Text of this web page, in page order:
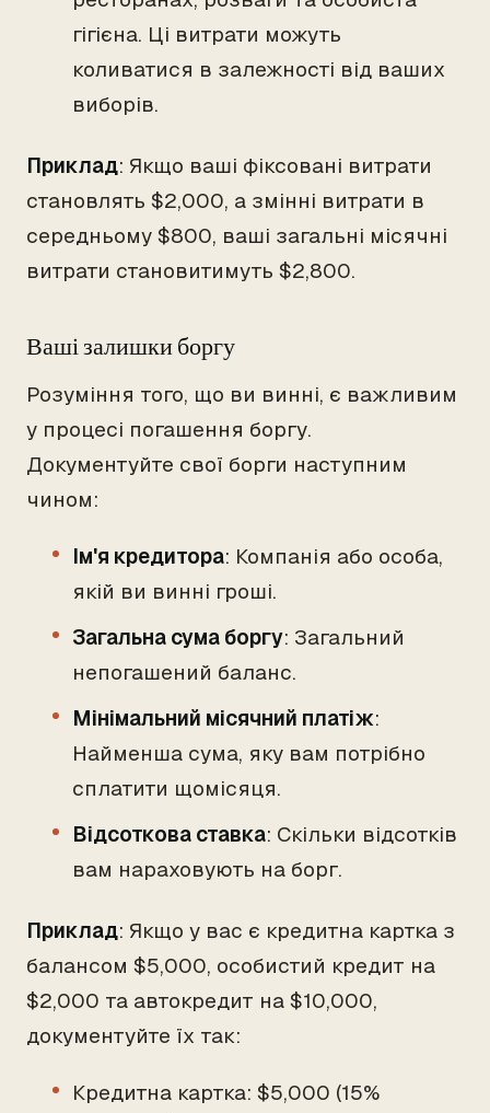
гігієна. Ці витрати можуть
коливатися в залежності від ваших
виборів.
Приклад: Якщо ваші фіксовані витрати
становлять $2,000, а змінні витрати в
середньому $800, ваші загальні місячні
витрати становитимуть $2,800.
Ваші залишки боргу
Розуміння того, що ви винні, є важливим
у процесі погашення боргу.
Документуйте свої борги наступним
чином:
Ім'я кредитора: Компанія або особа,
якій ви винні гроші.
Загальна сума боргу: Загальний
непогашений баланс.
Мінімальний місячний платіж:
Найменша сума, яку вам потрібно
сплатити щомісяця.
Відсоткова ставка: Скільки відсотків
вам нараховують на борг.
Приклад: Якщо у вас є кредитна картка з
балансом $5,000, особистий кредит на
$2,000 та автокредит на $10,000,
документуйте їх так:
Кредитна картка: $5,000 (15%